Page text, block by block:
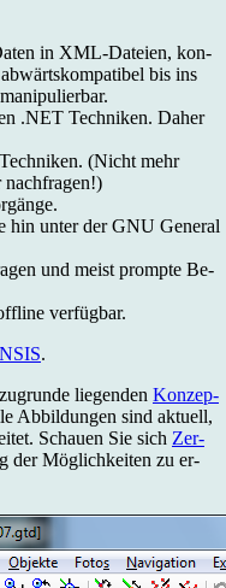
in XML-Datei­en, kon­
bis ins
.NET Tech­ni­ken. Da­her
(Nicht mehr
hin un­ter der GNU Ge­ne­ral
und meist promp­te Be­
ver­füg­bar.
NSIS.
lie­gen­den Kon­zep­
Ab­bil­dun­gen sind ak­tu­ell,
Schau­en Sie sich Zer­
der Mög­lich­kei­ten zu er­